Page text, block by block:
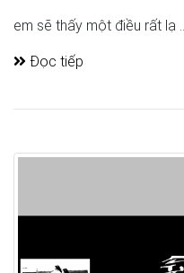
em sẽ thấy một điều rất lạ ...
Đọc tiếp